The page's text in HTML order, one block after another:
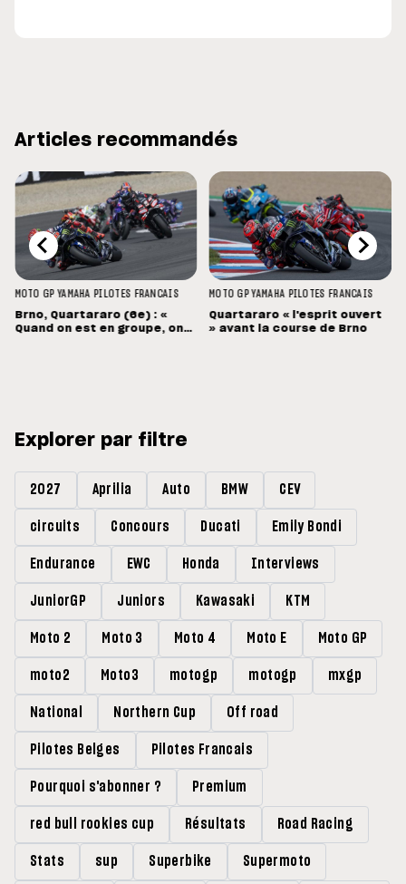
Articles recommandés
MOTO GP YAMAHA PILOTES FRANCAIS
Brno, Quartararo (6e) : «
Quand on est en groupe, on
MOTO GP YAMAHA PILOTES FRANCAIS
Quartararo « l'esprit ouvert
» avant la course de Brno
Explorer par filtre
2027 Aprilia Auto BMW CEV
circuits Concours Ducati Emily Bondi
Endurance EWC Honda Interviews
JuniorGP Juniors Kawasaki KTM
Moto 2 Moto 3 Moto 4 Moto E Moto GP
moto2 Moto3 motogp motogp mxgp
National Northern Cup Off road
Pilotes Belges Pilotes Francais
Pourquoi s'abonner ? Premium
red bull rookies cup Résultats Road Racing
Stats sup Superbike Supermoto